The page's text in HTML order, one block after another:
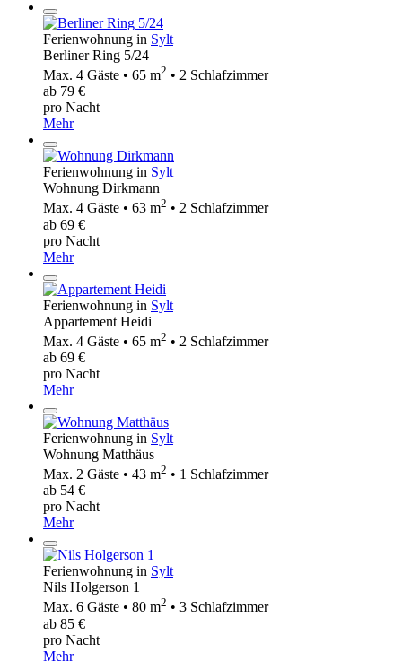
Ferienwohnung in Sylt
Berliner Ring 5/24
Max. 4 Gäste • 65 m2 • 2 Schlafzimmer
ab 79 €
pro Nacht
Mehr
Ferienwohnung in Sylt
Wohnung Dirkmann
Max. 4 Gäste • 63 m2 • 2 Schlafzimmer
ab 69 €
pro Nacht
Mehr
Ferienwohnung in Sylt
Appartement Heidi
Max. 4 Gäste • 65 m2 • 2 Schlafzimmer
ab 69 €
pro Nacht
Mehr
Ferienwohnung in Sylt
Wohnung Matthäus
Max. 2 Gäste • 43 m2 • 1 Schlafzimmer
ab 54 €
pro Nacht
Mehr
Ferienwohnung in Sylt
Nils Holgerson 1
Max. 6 Gäste • 80 m2 • 3 Schlafzimmer
ab 85 €
pro Nacht
Mehr